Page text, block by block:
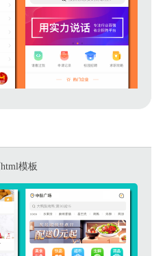
模板